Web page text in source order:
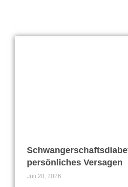
persönliches Versagen
Juli 28, 2026